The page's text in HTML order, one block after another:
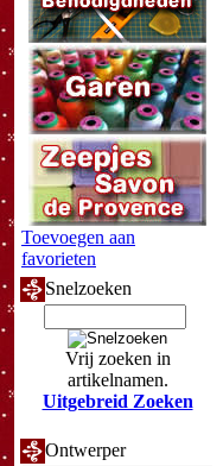
Toevoegen aan
favorieten
Snelzoeken
Vrij zoeken in
artikelnamen.
Uitgebreid Zoeken
Ontwerper